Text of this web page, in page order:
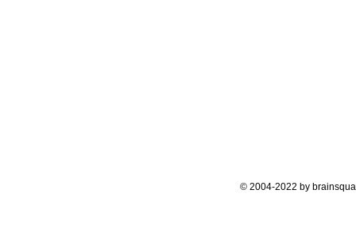
© 2004-2022 by